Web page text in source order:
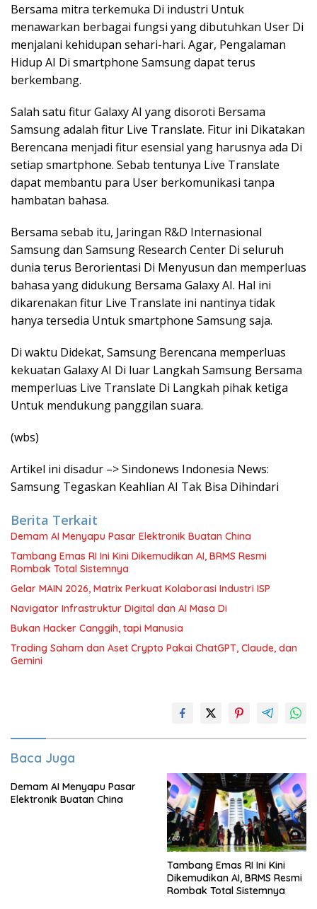
Bersama mitra terkemuka Di industri Untuk
menawarkan berbagai fungsi yang dibutuhkan User Di
menjalani kehidupan sehari-hari. Agar, Pengalaman
Hidup AI Di smartphone Samsung dapat terus
berkembang.
Salah satu fitur Galaxy AI yang disoroti Bersama
Samsung adalah fitur Live Translate. Fitur ini Dikatakan
Berencana menjadi fitur esensial yang harusnya ada Di
setiap smartphone. Sebab tentunya Live Translate
dapat membantu para User berkomunikasi tanpa
hambatan bahasa.
Bersama sebab itu, Jaringan R&D Internasional
Samsung dan Samsung Research Center Di seluruh
dunia terus Berorientasi Di Menyusun dan memperluas
bahasa yang didukung Bersama Galaxy AI. Hal ini
dikarenakan fitur Live Translate ini nantinya tidak
hanya tersedia Untuk smartphone Samsung saja.
Di waktu Didekat, Samsung Berencana memperluas
kekuatan Galaxy AI Di luar Langkah Samsung Bersama
memperluas Live Translate Di Langkah pihak ketiga
Untuk mendukung panggilan suara.
(wbs)
Artikel ini disadur –> Sindonews Indonesia News:
Samsung Tegaskan Keahlian AI Tak Bisa Dihindari
Berita Terkait
Demam AI Menyapu Pasar Elektronik Buatan China
Tambang Emas RI Ini Kini Dikemudikan AI, BRMS Resmi
Rombak Total Sistemnya
Gelar MAIN 2026, Matrix Perkuat Kolaborasi Industri ISP
Navigator Infrastruktur Digital dan AI Masa Di
Bukan Hacker Canggih, tapi Manusia
Trading Saham dan Aset Crypto Pakai ChatGPT, Claude, dan
Gemini
Baca Juga
Demam AI Menyapu Pasar
Elektronik Buatan China
Tambang Emas RI Ini Kini
Dikemudikan AI, BRMS Resmi
Rombak Total Sistemnya